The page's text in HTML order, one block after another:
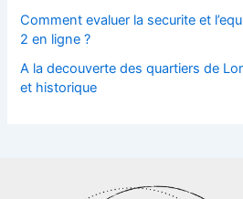
Comment evaluer la securite et
2 en ligne ?
A la decouverte des quartiers de
et historique